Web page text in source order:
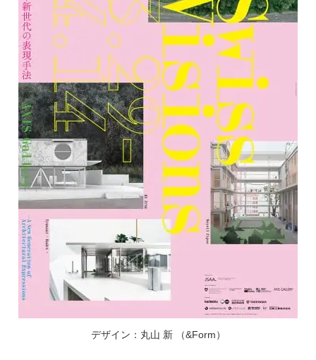
デザイン：丸山 新 （&Form）